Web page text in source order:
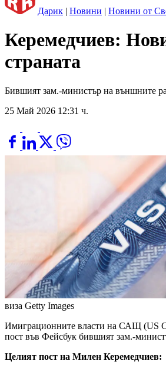
Дарик | Новини | Новини от
Керемедчиев:
страната
Бившият зам.-министър на външните
25 Май 2026 12:31 ч.
виза Getty Images
Имиграционните власти на САЩ (US
пост във Фейсбук бившият зам.-
Целият пост на Милен Керемедчиев: